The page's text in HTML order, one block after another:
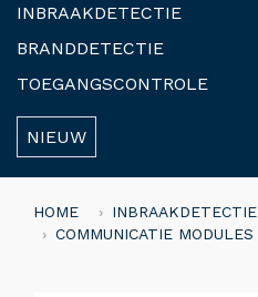
INBRAAKDETECTIE
BRANDDETECTIE
TOEGANGSCONTROLE
NIEUW
HOME
INBRAAKDETECTIE
COMMUNICATIE MODULES